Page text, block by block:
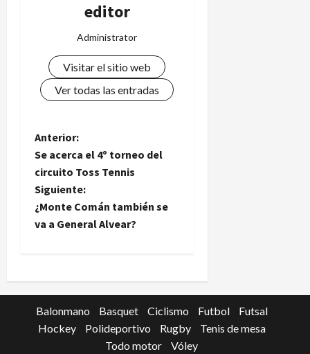
editor
Administrator
Visitar el sitio web
Ver todas las entradas
N
a
v
e
a
c
Anterior:
Se acerca el 4º torneo del
circuito Toss Tennis
Siguiente:
¿Monte Comán también se
va a General Alvear?
Balonmano Basquet Ciclismo Futbol
Futsal
Hockey
Polideportivo Rugby
Tenis de mesa
Todo motor
Vóley